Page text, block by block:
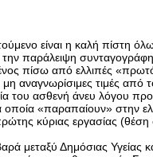
είναι η καλή πίστη
παράλειψη
πίσω από ελλιπές
μη αναγνωρίσιμες τιμές
του ασθενή άνευ λόγου
«παραπαίουν» στην
κύριας εργασίας
Δημόσιας Υγείας